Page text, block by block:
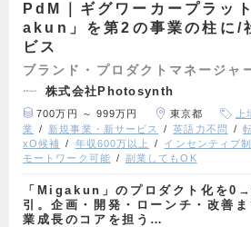
PdM｜ギグワーカープラッ
akun」を第2の事業の柱に/
ビス
ブランド・プロダクトマネージャ
株式会社Photosynth
700万円 ～ 999万円 東京都
業
新規事業・新サービス 英語力不問
xO候補
年収600万以上 インセンティブ
モートワーク可能
副業してもOK
「Migakun」のプロダクト化を
引。企画・開発・ローンチ・改善ま
業成長のコアを担う…